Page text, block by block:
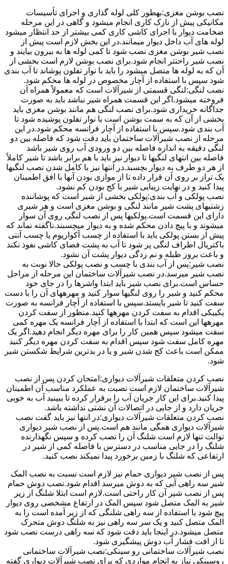
نصب بوشن مغزی:بهطور کلی لوله گذاری و اجرای تأسیسات
مکانیکی پیش از نازک کاری انجام میشود و گاهی در این مرحله
ضخامت دیوار با اجرای کاشی کاری کمی بیشتر از حد انتظار میشود
لوله های آب داخل دیوار میمانند.در این بخش لازم است پیش از
نصب شیر بوشن مغزی نصب شود تا کمی لوله ها به بیرون بیایند و
نصب شیر راحتتر انجام شود.برای نصب بوشن لازم است بخشی از
آن که به لوله ها متصل میشود را باید با نوار تفلون پوشاند تا آب بندی
شود سپس با استفاده از آچار مخصوص در لوله ها محکم شود.
نصب لنگی:لنگی قسمتی از شیرآلات است که معمولاً همراه آن
فروخته میشود.اگر این قسمت همراه شیر نباشد باید به صورت
جداگانه خریداری شود.برای نصب لنگی هم مانند بوشن مغزی باید
بخشی از آن که به سمت بوشن است با نوار تفلون پوشیده شود تا
آب بندی شود.سپس با استفاده از آچار فرانسه محکم شود.در این
مرحله از نصب شیرآلات ساختمان باید دقت شود که فاصله بین دو
لنگی دقیقه به اندازه فاصله بین دو ورودی آب روی شیر باشد
فاصله بین انتهای لنگیها تا دیوار نیز باید با هم برابر باشد تا شیر کاملاً
از هر دو طرف به دیوار بچسبد.در انتها نیز با کامل شدن نصب لنگیها
یک تراز بر روی آن قرار داده تا از موازی بودن آنها با افق اطمینان
پیدا کنید و در نهایت زیبایی شیر با کج بودن کم نشود.
نصب پولکی و آب بندی:پولکی بخشی از شیر است که پوشاننده
زشتیهای پشت شیر مانند لنگی و بوشن مغزی است و هر شیری
دارای این قسمت است.پولکیها پس از نصب لنگی روی آن سوار
میشوند و با پیچ دادن محکم شده و به دیوار میچسبند.ناگفته نماند که
پیش از بستن پولکی باید با استفاده از چسب آکواریوم یا چسب آنتی
باکتریال اطراف لنگی پر شود تا آب به پشت فضای کاشی نفوذ نکند
و باعث بروز طبله و نم زدگی دیوار پشت آن نشود.
نصب شیر:پس از آب بندی با چسب و نصب پولکی حالا نوبت به
نصب شیر میرسد.در نصب شیرآلات ساختمان این مرحله از مراحل
حساس است.برای نصب شیر باید ابتدا واشرها را در جای خود
محکم کنید و شیر را روی لنگیها سوار کنید و مهرههای آن را با دست
سفت کنید تا شیر بایستد.سپس با استفاده از آچار فرانسه به صورت
یکییکی اقدام به سفت کردن مهرهها کنید.منظور از سفت کردن
مهرهها این است که ابتدا با استفاده از آچار فرانسه یک مهره کمی
سفت میشود سپس همین کار را برای مهره دیگر انجام دهید.اگر یک
مهره کامل سفت شود سپس اقدام به سفت کردن مهره دیگر کنید
ممکن است باعث کج شدن شیر و یا در بدترین شرایط شکستن شیر
شود.
نصب کردن متعلقات شیرآلات دیواری:امتحان کردن پس از نصب
شیرآلات ساختمان لازم است نصبت به عملکرد مناسب آن اطمینان
پیدا کنید.برای این کار جریان آب را برقرار کرده تا ببینید آب به خوبی
جریان دارد و از جایی در اتصالات آن نشتی نداشته باشد.
نصب کردن متعلقات شیرآلات دیواری:در انتها نیز باید گفت نصب
شیرآلات دیواری همگی مانند هم است.پس از نصب شیر دیواری
توالت تنها لازم است شلنگ آن را نصب کرده و سپس نگهدارنده
شلنگ را در جایی مناسب در دسترس با فاصله کمی از شیر در
ارتفاعی که شلنگ با زمین برخورد پیدا نمیکند نصب کنید.
پس از نصب شیر دیواری حمام نیز لازم است نسبت به نصب المک
شیر سه راهی آبی که به دوش میرسد اقدام شود.نصب دوش حمام
پس از نصب شیر آن کار راحتی است.لازم است ابتلا شلنگ از زیر
شیر به المک متصل شود سپس المک در ارتفاع مشخصی روی دیوار
پیچ شود با استفاده از سه راهی شلنگی که از زیر آمده است را به
المک متصل کنید و یک سر سه راهی نیز به شلنگ دوش متحرک
متصل میشود.در اینجا باید دقت شود که سه راهی درست نصب شود
تا از افت فشار آب دوش پیشگیری شود.
نصب شیرآلات ساختمانی رو سینکی:نصب شیرآلات ساختمانی
روسینکی نیاز به انجام مواردی که برای نصب شیرآلات دیواری گفته